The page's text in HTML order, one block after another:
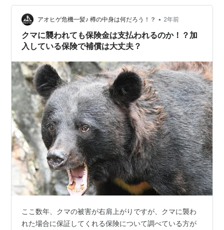
アオヒゲ危機一髪♪ 樽の中身は何だろう！？ • 2年前
クマに襲われても保険金は支払われるのか！？加
入している保険で補償は大丈夫？
ここ数年、クマの被害が右肩上がりですが、クマに襲わ
れた場合に保証してくれる保険について調べている方が